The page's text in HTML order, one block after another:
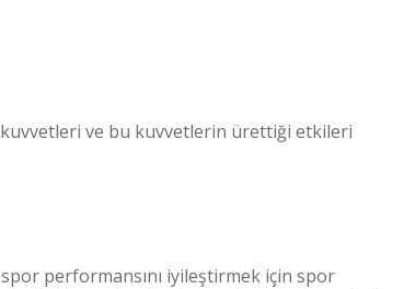
ve bu kuvvetlerin ürettiği etkileri
performansını iyileştirmek için spor